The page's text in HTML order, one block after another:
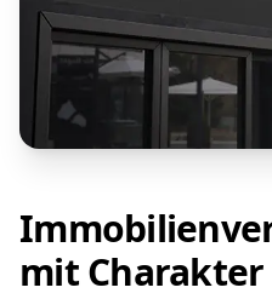
mit Charakter